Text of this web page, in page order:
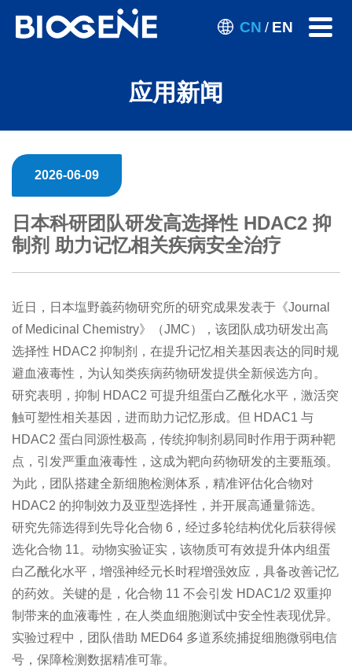
CN / EN
应用新闻
2026-06-09
日本科研团队研发高选择性 HDAC2 抑
制剂 助力记忆相关疾病安全治疗
近日，日本塩野義药物研究所的研究成果发表于《Journal
of Medicinal Chemistry》（JMC），该团队成功研发出高
选择性 HDAC2 抑制剂，在提升记忆相关基因表达的同时规
避血液毒性，为认知类疾病药物研发提供全新候选方向。
研究表明，抑制 HDAC2 可提升组蛋白乙酰化水平，激活突
触可塑性相关基因，进而助力记忆形成。但 HDAC1 与
HDAC2 蛋白同源性极高，传统抑制剂易同时作用于两种靶
点，引发严重血液毒性，这成为靶向药物研发的主要瓶颈。
为此，团队搭建全新细胞检测体系，精准评估化合物对
HDAC2 的抑制效力及亚型选择性，并开展高通量筛选。
研究先筛选得到先导化合物 6，经过多轮结构优化后获得候
选化合物 11。动物实验证实，该物质可有效提升体内组蛋
白乙酰化水平，增强神经元长时程增强效应，具备改善记忆
的药效。关键的是，化合物 11 不会引发 HDAC1/2 双重抑
制带来的血液毒性，在人类血细胞测试中安全性表现优异。
实验过程中，团队借助 MED64 多道系统捕捉细胞微弱电信
号，保障检测数据精准可靠。